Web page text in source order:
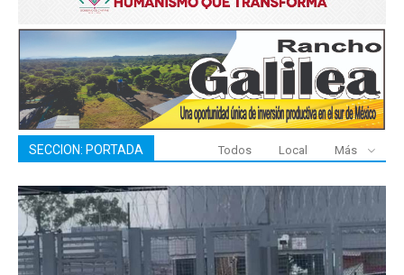
SECCION: PORTADA Todos Local Más